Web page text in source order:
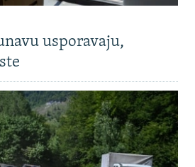
usporavaju,